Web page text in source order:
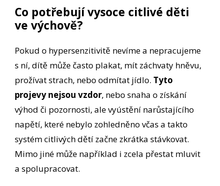
Co potřebují vysoce citlivé děti
ve výchově?
Pokud o hypersenzitivitě nevíme a nepracujeme
s ní, dítě může často plakat, mít záchvaty hněvu,
prožívat strach, nebo odmítat jídlo. Tyto
projevy nejsou vzdor, nebo snaha o získání
výhod či pozornosti, ale vyústění narůstajícího
napětí, které nebylo zohledněno včas a takto
systém citlivých dětí začne zkrátka stávkovat.
Mimo jiné může například i zcela přestat mluvit
a spolupracovat.